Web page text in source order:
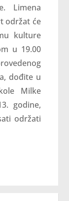
Limena
održat će
kulture
u 19.00
dođite u
Milke
godine,
održati